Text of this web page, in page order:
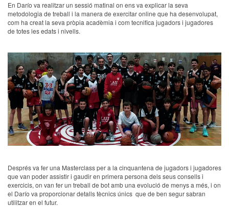
En Darío va realitzar un sessió matinal on ens va explicar la seva
metodologia de treball i la manera de exercitar online que ha desenvolupat,
com ha creat la seva pròpia acadèmia i com tecnifica jugadors i jugadores
de totes les edats i nivells.
Després va fer una Masterclass per a la cinquantena de jugadors i jugadores
que van poder assistir i gaudir en primera persona dels seus consells i
exercicis, on van fer un treball de bot amb una evolució de menys a més, i on
el Darío va proporcionar detalls tècnics únics que de ben segur sabran
utilitzar en el futur.